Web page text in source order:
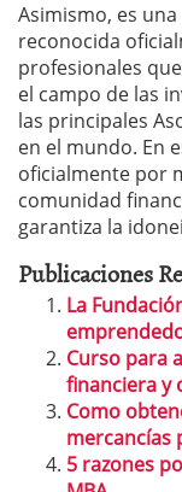
Asimismo, es
reconocida
profesionales
el campo de las
las principales
en el mundo. En
oficialmente por
comunidad
garantiza la
Publicaciones
La
Curso para
financiera y
Como
mercancías
5 razones